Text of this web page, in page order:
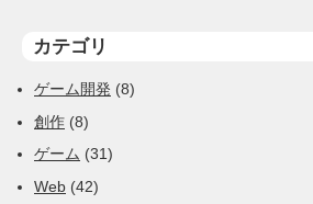
カテゴリ
ゲーム開発 (8)
創作 (8)
ゲーム (31)
Web (42)